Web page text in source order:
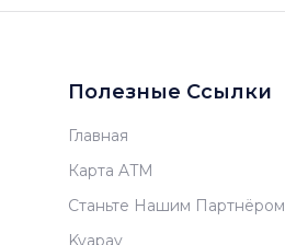
Полезные Ссылки
Главная
Карта ATM
Станьте Нашим Партнёром
Kvapay